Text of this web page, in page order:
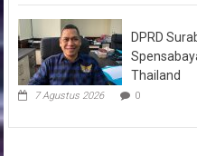
DPRD
Thailand
7 Agustus 2026 0